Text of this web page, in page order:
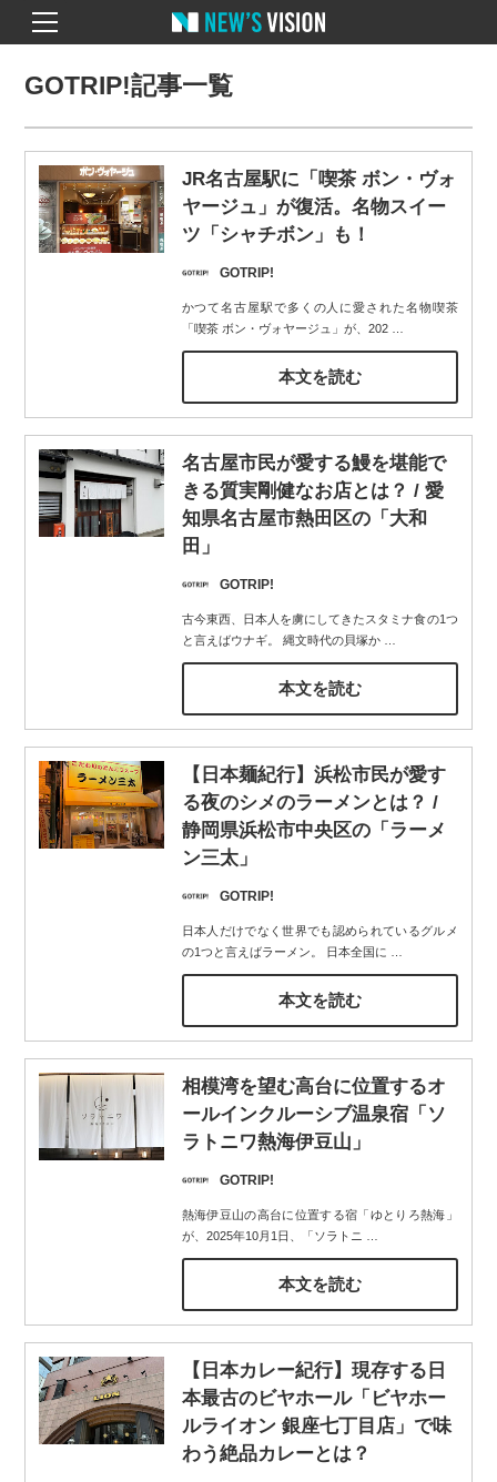
GOTRIP!記事一覧
JR名古屋駅に「喫茶 ボン・ヴォ
ヤージュ」が復活。名物スイー
ツ「シャチボン」も！
GOTRIP!
かつて名古屋駅で多くの人に愛された名物喫茶
「喫茶 ボン・ヴォヤージュ」が、202…
本文を読む
名古屋市民が愛する鰻を堪能で
きる質実剛健なお店とは？ / 愛
知県名古屋市熱田区の「大和
田」
GOTRIP!
古今東西、日本人を虜にしてきたスタミナ食の1つ
と言えばウナギ。 縄文時代の貝塚か…
本文を読む
【日本麺紀行】浜松市民が愛す
る夜のシメのラーメンとは？ /
静岡県浜松市中央区の「ラーメ
ン三太」
GOTRIP!
日本人だけでなく世界でも認められているグルメ
の1つと言えばラーメン。 日本全国に
本文を読む
相模湾を望む高台に位置するオ
ールインクルーシブ温泉宿「ソ
ラトニワ熱海伊豆山」
GOTRIP!
熱海伊豆山の高台に位置する宿「ゆとりろ熱海」
が、2025年10月1日、「ソラトニ
本文を読む
【日本カレー紀行】現存する日
本最古のビヤホール「ビヤホー
ルライオン 銀座七丁目店」で味
わう絶品カレーとは？